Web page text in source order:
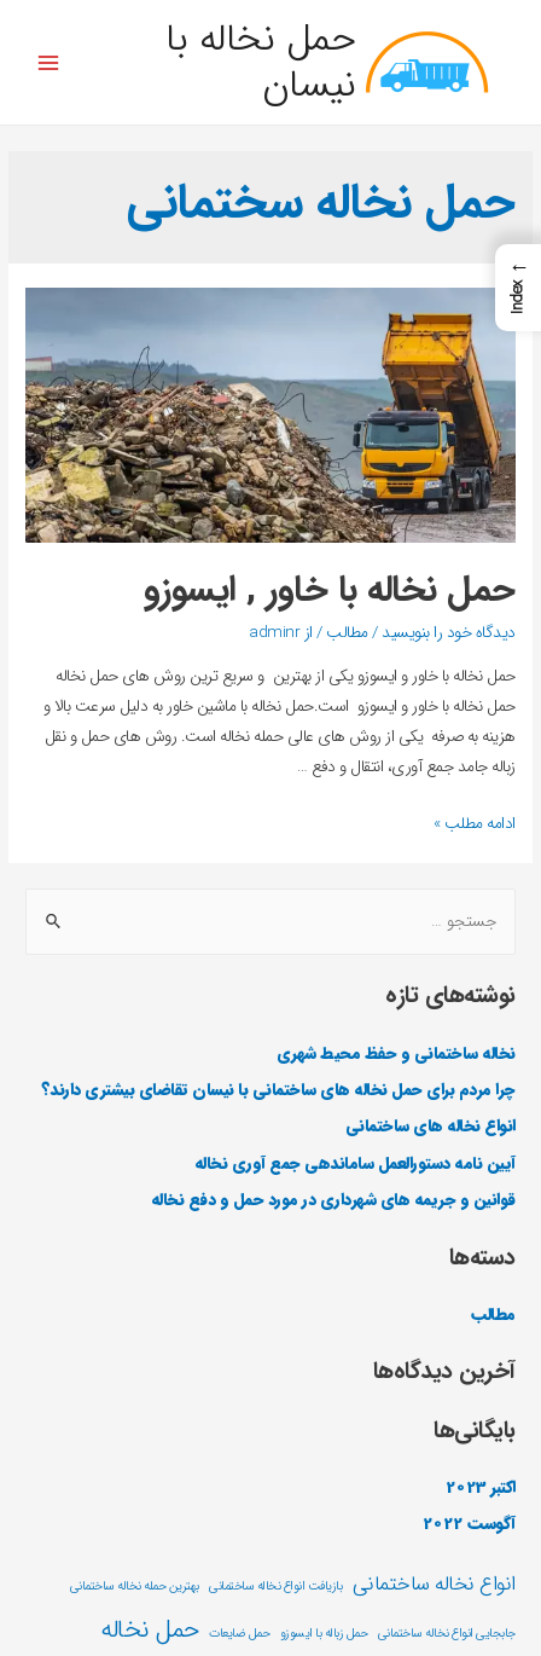
حمل نخاله با
نیسان
حمل نخاله سختمانی
حمل نخاله با خاور , ایسوزو
دیدگاه‌ خود را بنویسید/مطالب/ ازadminr
حمل نخاله با خاور و ایسوزو یکی از بهترین و سریع ترین روش های حمل نخاله
حمل نخاله با خاور و ایسوزو است.حمل نخاله با ماشین خاور به دلیل سرعت بالا و
هزینه به صرفه یکی از روش های عالی حمله نخاله است. روش های حمل و نقل
زباله جامد جمع آوری، انتقال و دفع …
ادامه مطلب »
نوشته‌های تازه
نخاله ساختمانی و حفظ محیط شهری
چرا مردم برای حمل نخاله های ساختمانی با نیسان تقاضای بیشتری دارند؟
انواع نخاله های ساختمانی
آیین نامه دستورالعمل ساماندهی جمع آوری نخاله
قوانین و جریمه های شهرداری در مورد حمل و دفع نخاله
دسته‌ها
مطالب
آخرین دیدگاه‌ها
بایگانی‌ها
اکتبر 2023
آگوست 2022
انواع نخاله ساختمانی بازیافت انواع نخاله ساختمانی بهترین حمله نخاله ساختمانی
جابجایی انواع نخاله ساختمانی حمل زباله با ایسوزو حمل ضایعات حمل نخاله
←
Index